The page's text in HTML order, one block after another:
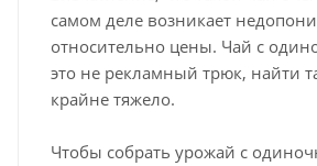
самом деле возникает
относительно цены. Чай с
это не рекламный трюк, найти
крайне тяжело.
Чтобы собрать урожай с